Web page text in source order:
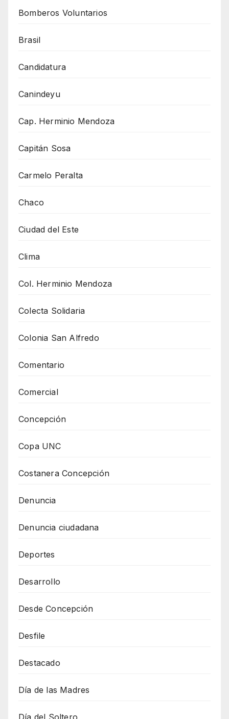
Bomberos Voluntarios
Brasil
Candidatura
Canindeyu
Cap. Herminio Mendoza
Capitán Sosa
Carmelo Peralta
Chaco
Ciudad del Este
Clima
Col. Herminio Mendoza
Colecta Solidaria
Colonia San Alfredo
Comentario
Comercial
Concepción
Copa UNC
Costanera Concepción
Denuncia
Denuncia ciudadana
Deportes
Desarrollo
Desde Concepción
Desfile
Destacado
Día de las Madres
Día del Soltero